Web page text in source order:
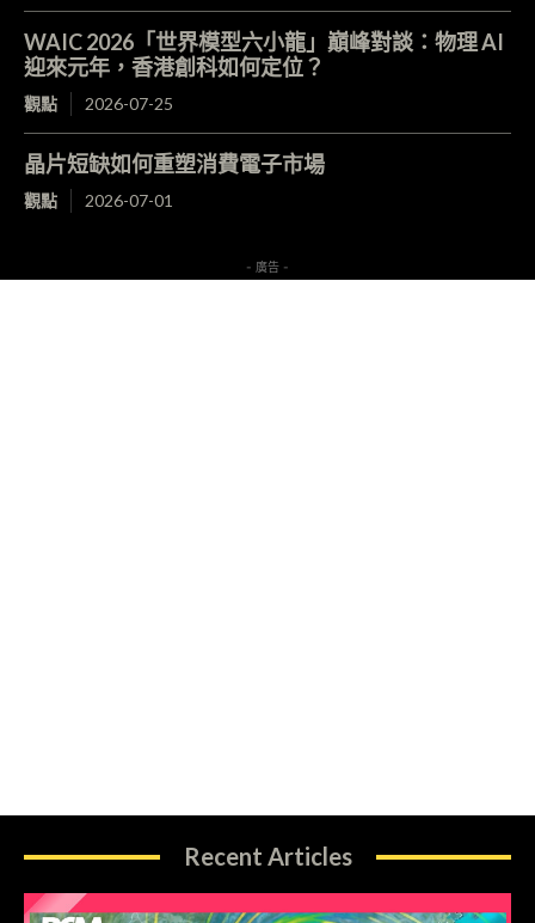
WAIC 2026「世界模型六小龍」巔峰對談：物理 AI
迎來元年，香港創科如何定位？
觀點 2026-07-25
晶片短缺如何重塑消費電子市場
觀點 2026-07-01
- 廣告 -
Recent Articles